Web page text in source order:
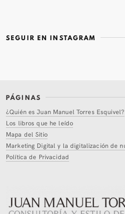
SEGUIR EN INSTAGRAM
PÁGINAS
¿Quién es Juan Manuel Torres Esquivel?
Los libros que he leído
Mapa del Sitio
Marketing Digital y la digitalización de
Política de Privacidad